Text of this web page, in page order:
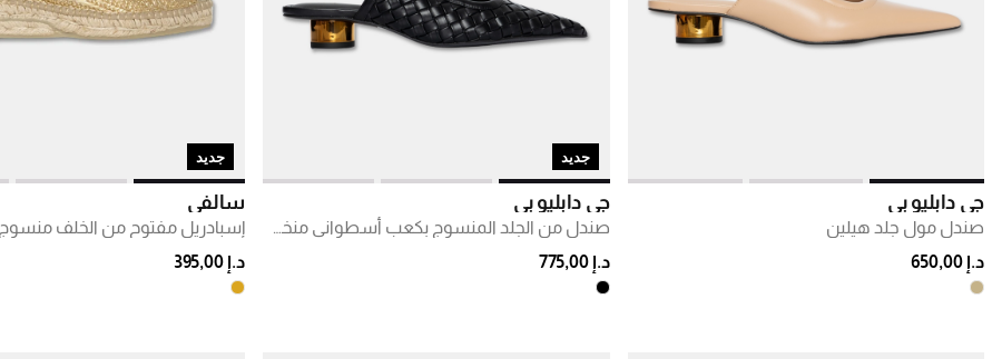
جي دابليو بي
صندل مول جلد هيلين
د.إ 650,00
جديد
جي دابليو بي
صندل من الجلد المنسوج بكعب أسطواني منخفض
د.إ 775,00
جديد
سالفي
إسبادريل مفتوح من الخلف منسوج
د.إ 395,00